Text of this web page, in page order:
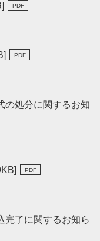
]
]
の処分に関するお知
KB]
完了に関するお知ら